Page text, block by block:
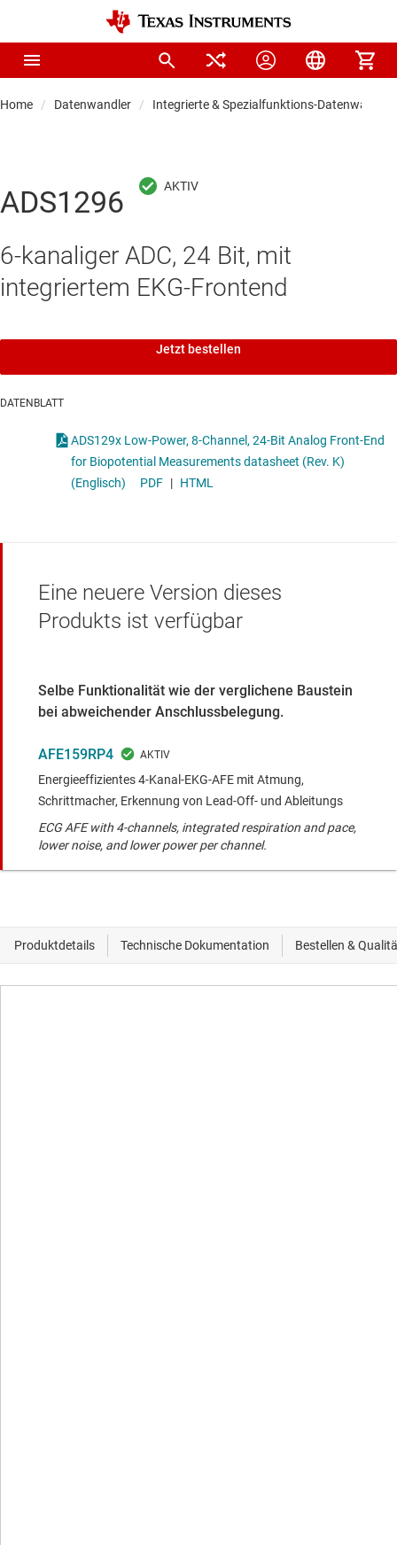
Home Datenwandler Integrierte & Spezialfunktions-Datenwandler
ADS1296
6-kanaliger ADC, 24 Bit, mit
integriertem EKG-Frontend
Jetzt bestellen
DATENBLATT
ADS129x Low-Power, 8-Channel, 24-Bit Analog Front-End
for Biopotential Measurements datasheet (Rev. K)
(Englisch)
PDF | HTML
Eine neuere Version dieses
Produkts ist verfügbar
Selbe Funktionalität wie der verglichene Baustein
bei abweichender Anschlussbelegung.
AFE159RP4
Energieeffizientes 4-Kanal-EKG-AFE mit Atmung,
Schrittmacher, Erkennung von Lead-Off- und Ableitungs
ECG AFE with 4-channels, integrated respiration and pace,
lower noise, and lower power per channel.